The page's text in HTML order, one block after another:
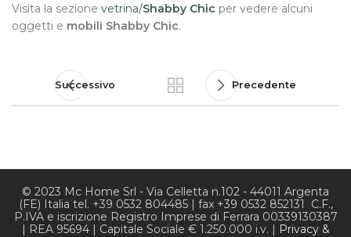
Visita la sezione vetrina/Shabby Chic per vedere alcuni
oggetti e mobili Shabby Chic.
Successivo Precedente
© 2023 Mc Home Srl - Via Celletta n.102 - 44011 Argenta
(FE) Italia tel. +39 0532 804485 | fax +39 0532 852131 C.F.,
P.IVA e iscrizione Registro Imprese di Ferrara 00339130387
| REA 95694 | Capitale Sociale € 1.250.000 i.v. | Privacy &